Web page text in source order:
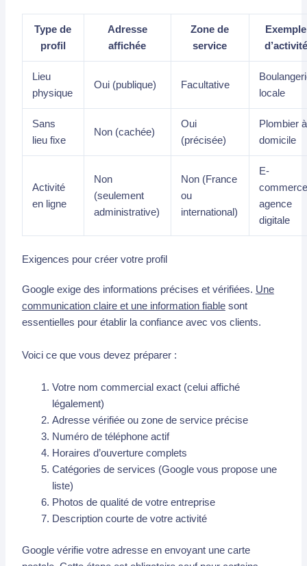
Type de
profil
Adresse
affichée
Zone de
service
Exemple
d’activité
Lieu
physique
Oui (publique) Facultative
locale
Sans
lieu fixe
Non (cachée)
Oui
(précisée)
Plombier à
domicile
Activité
en ligne
Non
(seulement
administrative)
Non (France
ou
international)
E-
agence
digitale
Exigences pour créer votre profil
Google exige des informations précises et vérifiées. Une
communication claire et une information fiablesont
essentielles pour établir la confiance avec vos clients.
Voici ce que vous devez préparer :
Votre nom commercial exact (celui affiché
légalement)
Adresse vérifiée ou zone de service précise
Numéro de téléphone actif
Horaires d’ouverture complets
Catégories de services (Google vous propose une
liste)
Photos de qualité de votre entreprise
Description courte de votre activité
Google vérifie votre adresse en envoyant une carte